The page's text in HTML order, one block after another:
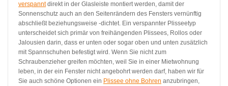
verspanntdirekt in der Glasleiste montiert werden, damit der
Sonnenschutz auch an den Seitenrändern des Fensters vernünftig
abschließt beziehungsweise -dichtet. Ein verspannter Plisseetyp
unterscheidet sich primär von freihängenden Plissees, Rollos oder
Jalousien darin, dass er unten oder sogar oben und unten zusätzlich
mit Spannschuhen befestigt wird. Wenn Sie nicht zum
Schraubenzieher greifen möchten, weil Sie in einer Mietwohnung
leben, in der ein Fenster nicht angebohrt werden darf, haben wir für
Sie auch schöne Optionen ein Plissee ohne Bohren anzubringen,